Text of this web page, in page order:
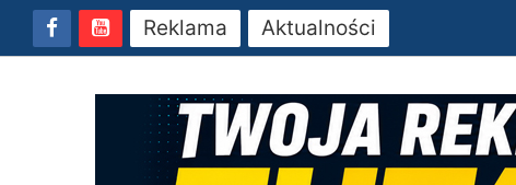
Reklama Aktualności